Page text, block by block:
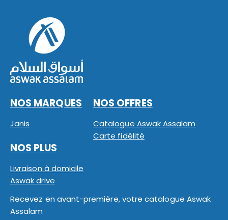
NOS MARQUES
Janis
NOS OFFRES
Catalogue Aswak Assalam
Carte fidélité
NOS PLUS
Livraison à domicile
Aswak drive
Recevez en avant-première, votre catalogue Aswak
Assalam